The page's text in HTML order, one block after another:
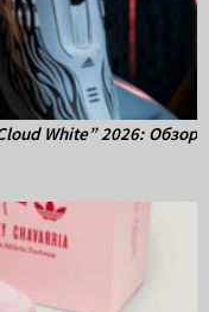
White” 2026: Обзор